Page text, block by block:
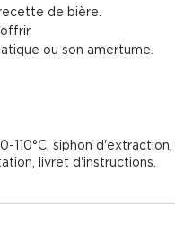
de bière.
ou son amertume.
siphon
livret d'instructions.